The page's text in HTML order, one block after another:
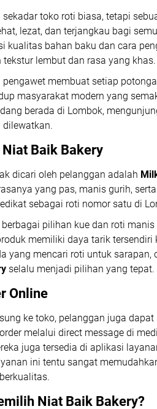
sekadar toko roti biasa, tetapi
lezat, dan terjangkau bagi
kualitas bahan baku dan cara
lembut dan rasa yang khas.
pengawet membuat setiap
masyarakat modern yang
berada di Lombok,
dilewatkan.
Baik Bakery
dicari oleh pelanggan adalah
yang pas, manis gurih,
sebagai roti nomor satu di
pilihan kue dan roti
memiliki daya tarik
yang mencari roti untuk
selalu menjadi pilihan yang tepat.
Online
ke toko, pelanggan juga
melalui direct message di
juga tersedia di aplikasi
ini tentu sangat
Niat Baik Bakery?